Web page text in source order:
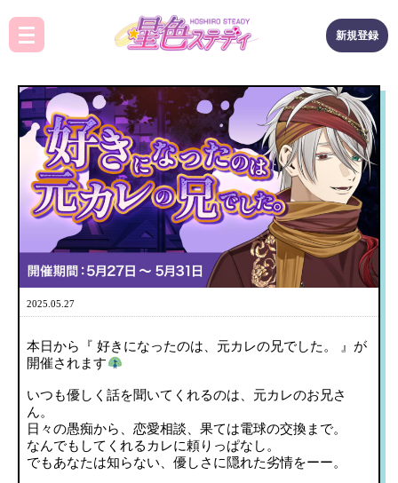
新規登録
2025.05.27
本日から『 好きになったのは、元カレの兄でした。 』が
開催されます
いつも優しく話を聞いてくれるのは、元カレのお兄さ
ん。
日々の愚痴から、恋愛相談、果ては電球の交換まで。
なんでもしてくれるカレに頼りっぱなし。
でもあなたは知らない、優しさに隠れた劣情をーー。